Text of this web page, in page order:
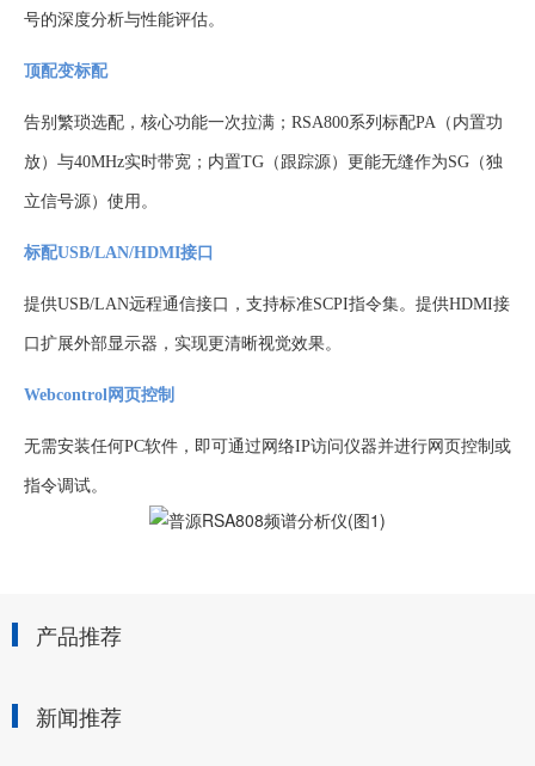
号的深度分析与性能评估。
顶配变标配
告别繁琐选配，核心功能一次拉满； RSA800系列标配PA（内置功
放）与40MHz实时带宽；内置TG（跟踪源）更能无缝作为SG（独
立信号源）使用。
标配USB/LAN/HDMI接口
提供USB/LAN远程通信接口，支持标准SCPI指令集。提供HDMI接
口扩展外部显示器，实现更清晰视觉效果。
Webcontrol网页控制
无需安装任何PC软件，即可通过网络IP访问仪器并进行网页控制或
指令调试。
产品推荐
新闻推荐